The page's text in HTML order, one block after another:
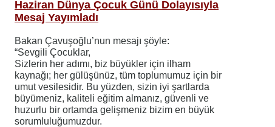
Haziran Dünya Çocuk Günü Dolayısıyla
Mesaj Yayımladı
Bakan Çavuşoğlu’nun mesajı şöyle:
“Sevgili Çocuklar,
Sizlerin her adımı, biz büyükler için ilham
kaynağı; her gülüşünüz, tüm toplumumuz için bir
umut vesilesidir. Bu yüzden, sizin iyi şartlarda
büyümeniz, kaliteli eğitim almanız, güvenli ve
huzurlu bir ortamda gelişmeniz bizim en büyük
sorumluluğumuzdur.